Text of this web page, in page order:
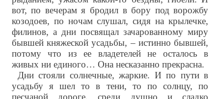
вот, по вечерам я бродил в бору под ворожбу
козодоев, по ночам слушал, сидя на крылечке,
филинов, а дни посвящал зачарованному миру
бывшей княжеской усадьбы, – истинно бывшей,
потому что из ее владетелей не осталось в
живых ни единого… Она несказанно прекрасна.
Дни стояли солнечные, жаркие. И по пути в
усадьбу я шел то в тени, то по солнцу, по